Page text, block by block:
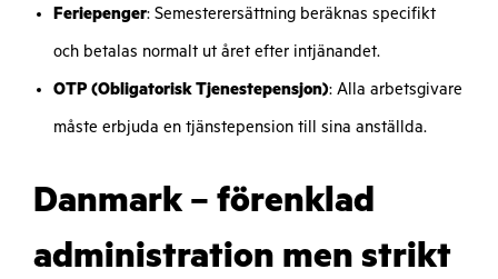
Feriepenger: Semesterersättning beräknas specifikt
och betalas normalt ut året efter intjänandet.
OTP (Obligatorisk Tjenestepensjon): Alla arbetsgivare
måste erbjuda en tjänstepension till sina anställda.
Danmark – förenklad
administration men strikt